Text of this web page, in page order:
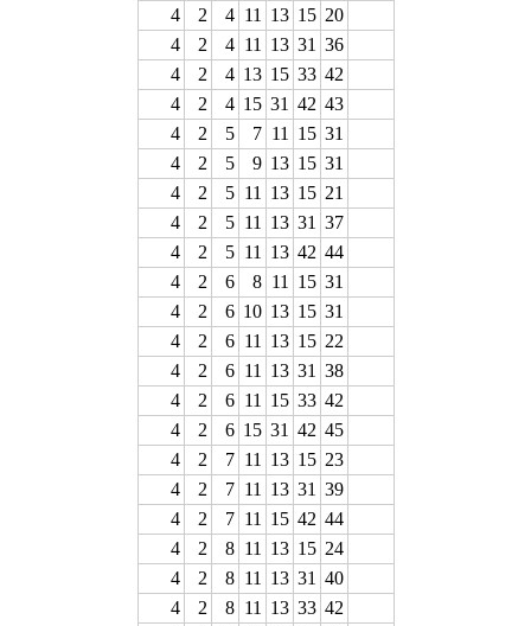
4
2 4 11 13 15 20
4
2 4 11 13 31 36
4
2 4 13 15 33 42
4
2 4 15 31 42 43
4
2 5 7 11 15 31
4
2 5 9 13 15 31
4
2 5 11 13 15 21
4
2 5 11 13 31 37
4
2 5 11 13 42 44
4
2 6 8 11 15 31
4
2 6 10 13 15 31
4
2 6 11 13 15 22
4
2 6 11 13 31 38
4
2 6 11 15 33 42
4
2 6 15 31 42 45
4
2 7 11 13 15 23
4
2 7 11 13 31 39
4
2 7 11 15 42 44
4
2 8 11 13 15 24
4
2 8 11 13 31 40
4
2 8 11 13 33 42